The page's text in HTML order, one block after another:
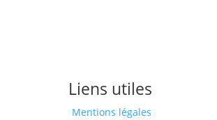
Liens utiles
Mentions légales